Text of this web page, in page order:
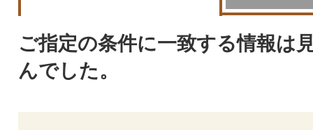
ご指定の条件に一致する情報は
んでした。